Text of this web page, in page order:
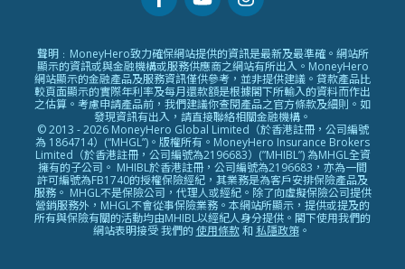
專欄文章
條款及細則
編輯守則
廣告合作
廣告政策
私隱政策
加入我們
媒體報導
聲明﹕MoneyHero致力確保網站提供的資訊是最新及最準確。網站所
顯示的資訊或與金融機構或服務供應商之網站有所出入。MoneyHero
網站顯示的金融產品及服務資訊僅供參考，並非提供建議。貸款產品比
較頁面顯示的實際年利率及每月還款額是根據閣下所輸入的資料而作出
之估算。考慮申請產品前，我們建議你查閱產品之官方條款及細則。如
發現資訊有出入，請直接聯絡相關金融機構。
© 2013 - 2026 MoneyHero Global Limited（於香港註冊，公司編號
為 1864714）(“MHGL”)。版權所有。MoneyHero Insurance Brokers
Limited（於香港註冊，公司編號為2196683）(”MHIBL”) 為MHGL全資
擁有的子公司。 MHIBL於香港註冊，公司編號為2196683，亦為一間
許可編號為FB1740的授權保險經紀，其業務是為客戶安排保險產品及
服務。 MHGL不是保險公司，代理人或經紀。除了向虛擬保險公司提供
營銷服務外，MHGL不會從事保險業務。本網站所顯示，提供或提及的
所有與保險有關的活動均由MHIBL以經紀人身分提供。閣下使用我們的
網站表明接受 我們的使用條款和 私隱政策。